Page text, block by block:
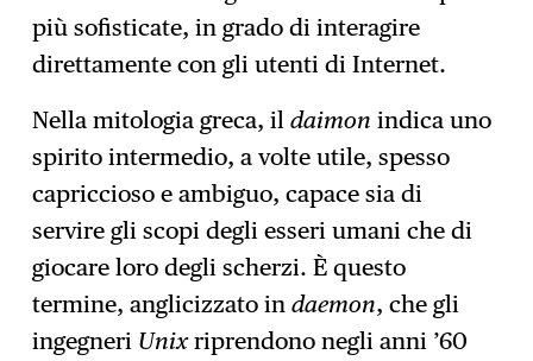
più sofisticate, in grado di interagire
direttamente con gli utenti di Internet.
Nella mitologia greca, ildaimon indica uno
spirito intermedio, a volte utile, spesso
capriccioso e ambiguo, capace sia di
servire gli scopi degli esseri umani che di
giocare loro degli scherzi. È questo
termine, anglicizzato indaemon, che gli
ingegneri Unixriprendono negli anni ’60